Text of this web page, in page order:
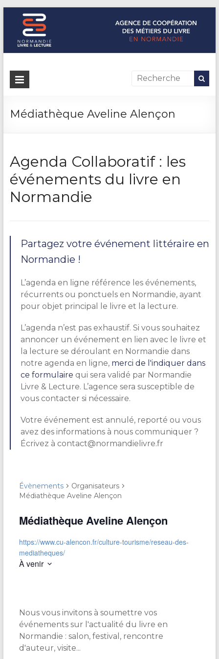
Normandie Livre & Lecture
L'agence de coopération des métiers du livre en Normandie
Médiathèque Aveline Alençon
Agenda Collaboratif : les
événements du livre en
Normandie
Partagez votre événement littéraire en
Normandie !
L’agenda en ligne référence les événements,
récurrents ou ponctuels en Normandie, ayant
pour objet principal le livre et la lecture.
L’agenda n’est pas exhaustif. Si vous souhaitez
annoncer un événement en lien avec le livre et
la lecture se déroulant en Normandie dans
notre agenda en ligne, merci de l'indiquer dans
ce formulaire qui sera validé par Normandie
Livre & Lecture. L’agence sera susceptible de
vous contacter si nécessaire.
Votre événement est annulé, reporté ou vous
avez des informations à nous communiquer ?
Écrivez à contact@normandielivre.fr
Évènements
Organisateurs
Médiathèque Aveline Alençon
Médiathèque Aveline Alençon
https://www.cu-alencon.fr/culture-tourisme/reseau-des-
mediatheques/
À venir
c
t
i
o
n
Nous vous invitons à soumettre vos
événements sur l'actualité du livre en
Normandie : salon, festival, rencontre
d'auteur, visite...